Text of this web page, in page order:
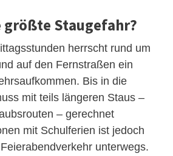
größte Staugefahr?
herrscht rund um
auf den Fernstraßen ein
Bis in die
mit teils längeren Staus –
– gerechnet
mit Schulferien ist jedoch
unterwegs.